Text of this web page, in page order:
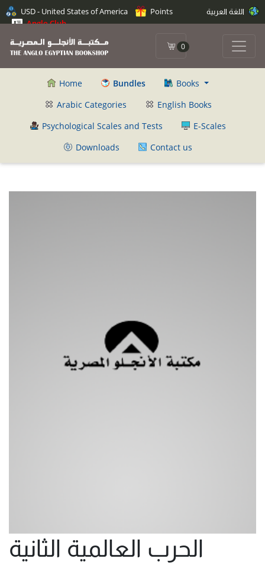
USD - United States of America
Points
Anglo Club
0
Home Bundles
Books
Arabic Categories
English Books
Psychological Scales and Tests
E-Scales
Downloads
Contact us
الحرب العالمية الثانية